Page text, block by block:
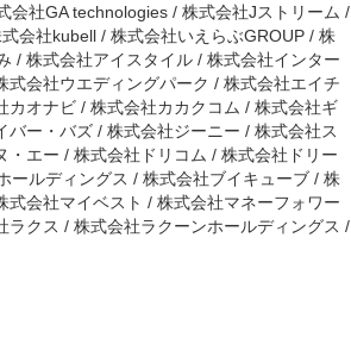
会社GA technologies / 株式会社Jストリーム /
会社kubell / 株式会社いえらぶGROUP / 株
/ 株式会社アイスタイル / 株式会社インター
会社ウエディングパーク / 株式会社エイチ
オナビ / 株式会社カカクコム / 株式会社ギ
ー・バズ / 株式会社ジーニー / 株式会社ス
エー / 株式会社ドリコム / 株式会社ドリー
ールディングス / 株式会社ブイキューブ / 株
会社マイベスト / 株式会社マネーフォワー
ラクス / 株式会社ラクーンホールディングス /